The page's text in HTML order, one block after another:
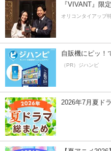
『VIVANT』限
オリコンタイアップ
自販機にピッ！
（PR）ジハンピ
2026年7月夏ド